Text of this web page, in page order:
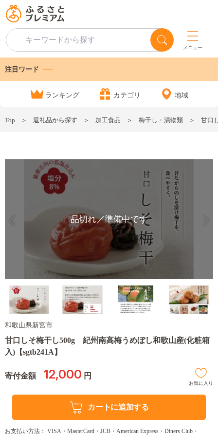
メニュー
注目ワード
ランキング カテゴリ 地域
Top 返礼品から探す 加工食品 梅干し・漬物類 甘口
品切れ／準備中です
和歌山県新宮市
甘口しそ梅干し500g 紀州南高梅うめぼし和歌山産(化粧箱
入)【sgtb241A】
寄付金額 12,000 円
お気に入り
カートに追加する
お支払い方法： VISA・MasterCard・JCB・American Express・Diners Club・